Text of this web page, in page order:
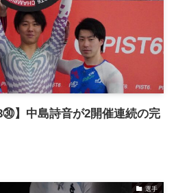
】中島詩音が2開催連続の完
選手